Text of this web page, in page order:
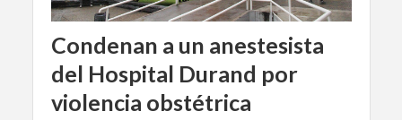
Condenan a un anestesista
del Hospital Durand por
violencia obstétrica